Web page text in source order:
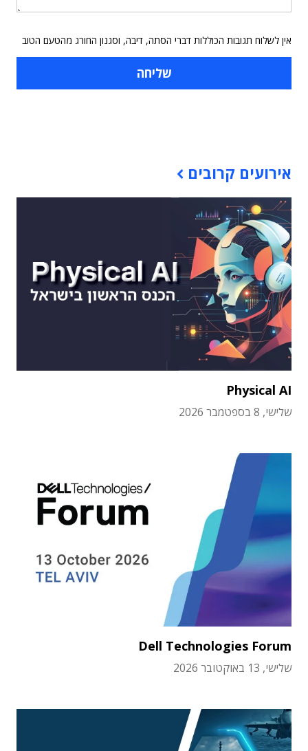
אין לשלוח תגובות הכוללות דברי הסתה, דיבה, וסגנון החורג מהטעם הטוב
אירועים קרובים
Physical AI
שלישי, 8 בספטמבר 2026
Dell Technologies Forum
שלישי, 13 באוקטובר 2026